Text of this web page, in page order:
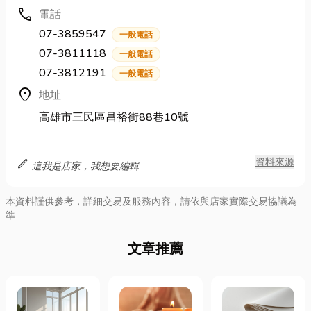
call 電話
07-3859547
一般電話
07-3811118 一般電話
07-3812191 一般電話
location_on 地址
高雄市三民區昌裕街88巷10號
edit 這我是店家，我想要編輯 資料來源
本資料謹供參考，詳細交易及服務內容，請依與店家實際交易協議為
準
文章推薦